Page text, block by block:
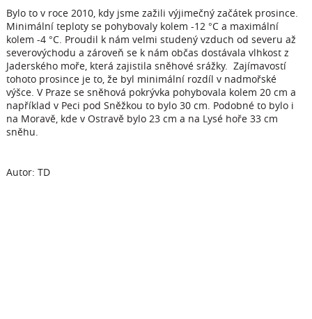
Bylo to v roce 2010, kdy jsme zažili výjimečný začátek prosince.
Minimální teploty se pohybovaly kolem -12 °C a maximální
kolem -4 °C. Proudil k nám velmi studený vzduch od severu až
severovýchodu a zároveň se k nám občas dostávala vlhkost z
Jaderského moře, která zajistila sněhové srážky. Zajímavostí
tohoto prosince je to, že byl minimální rozdíl v nadmořské
výšce. V Praze se sněhová pokrývka pohybovala kolem 20 cm a
například v Peci pod Sněžkou to bylo 30 cm. Podobné to bylo i
na Moravě, kde v Ostravě bylo 23 cm a na Lysé hoře 33 cm
sněhu.
Autor: TD